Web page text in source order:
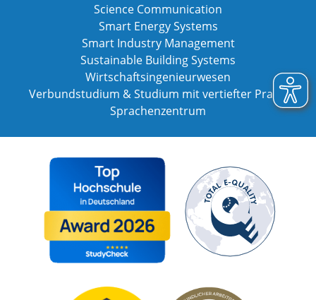
Science Communication
Smart Energy Systems
Smart Industry Management
Sustainable Building Systems
Wirtschaftsingenieurwesen
Verbundstudium & Studium mit vertiefter Praxis
Sprachenzentrum